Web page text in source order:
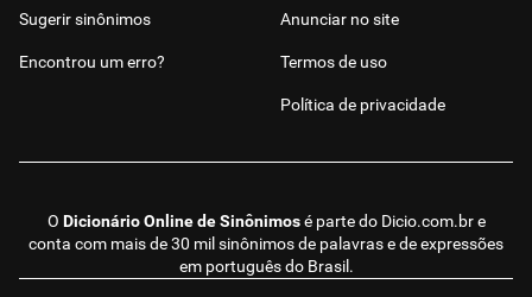
O Dicionário Online de Sinônimosé parte do Dicio.com.bre
conta com mais de 30 mil sinônimos de palavras e de expressões
em português do Brasil.
Sugerir sinônimos
Encontrou um erro?
Anunciar no site
Termos de uso
Política de privacidade